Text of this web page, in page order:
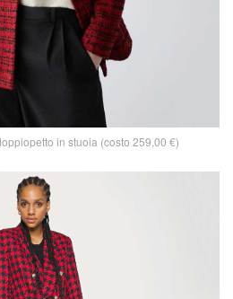
in stuoia (costo 259,00 €)